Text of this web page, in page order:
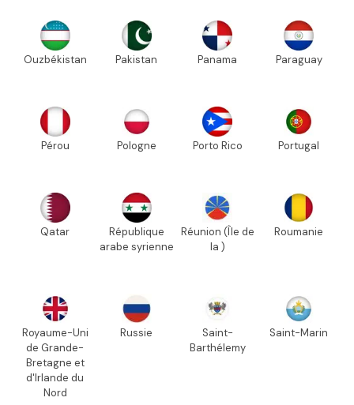
Ouzbékistan Pakistan Panama Paraguay
Pérou Pologne Porto Rico Portugal
Qatar
République
arabe syrienne
Réunion (Île de
la )
Roumanie
Royaume-Uni
de Grande-
Bretagne et
d'Irlande du
Nord
Russie
Saint-
Barthélemy
Saint-Marin